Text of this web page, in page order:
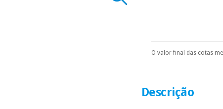
Pode escolhê-lo no
É gratuito para
O valor final das cotas
Descrição